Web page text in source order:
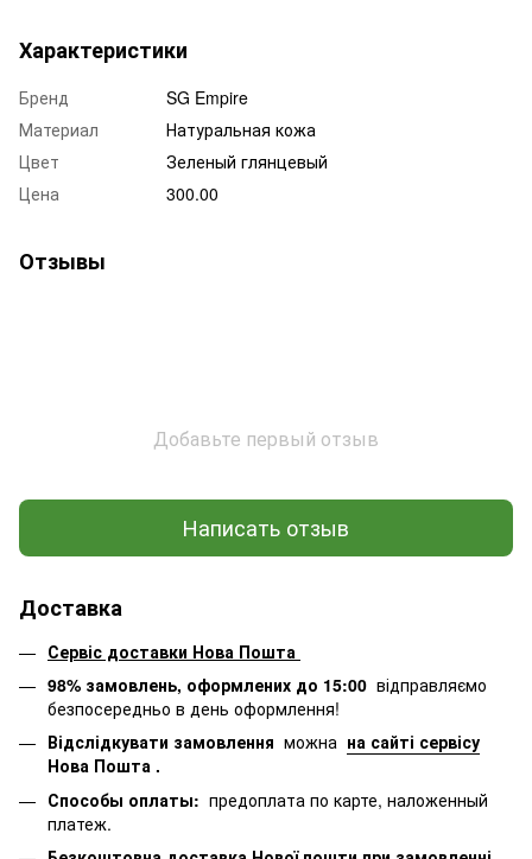
Характеристики
Бренд
SG Empire
Материал
Натуральная кожа
Цвет
Зеленый глянцевый
Цена
300.00
Отзывы
Добавьте первый отзыв
Написать отзыв
Доставка
Сервіс доставки Нова Пошта
98% замовлень, оформлених до 15:00 відправляємо
безпосередньо в день оформлення!
Відслідкувати замовлення можна на сайті сервісу
Нова Пошта .
Способы оплаты: предоплата по карте, наложенный
платеж.